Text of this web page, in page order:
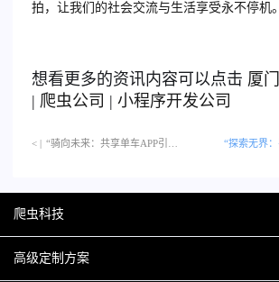
拍，让我们的社会交流与生活享受永不停机。
想看更多的资讯内容可以点击 厦门
| 爬虫公司 | 小程序开发公司
< |
爬虫科技
爬虫案例
高级定制方案